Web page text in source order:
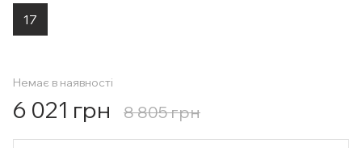
17
Немає в наявності
6 021 грн 8 805 грн